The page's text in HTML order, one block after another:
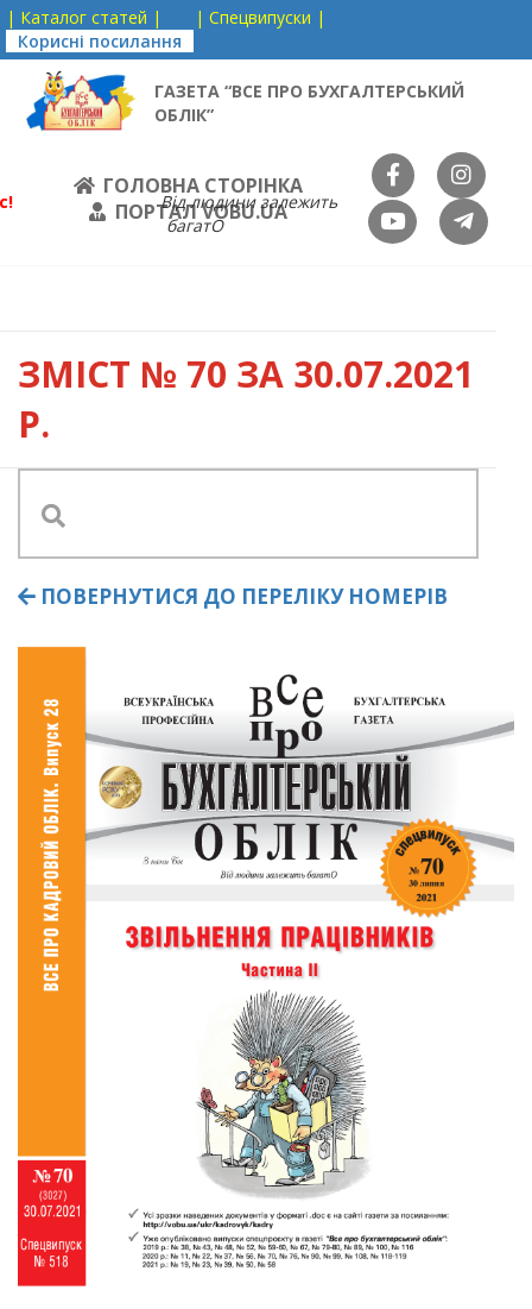
| Каталог статей |
| Спецвипуски |
Корисні посилання
ГАЗЕТА “ВСЕ ПРО БУХГАЛТЕРСЬКИЙ
ОБЛІК”
ГОЛОВНА СТОРІНКА
ПОРТАЛ VOBU.UA
Від людини залежить
багатО
ЗМІСТ № 70 ЗА 30.07.2021
Р.
ПОВЕРНУТИСЯ ДО ПЕРЕЛІКУ НОМЕРІВ